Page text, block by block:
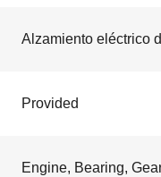
Alzamiento eléctrico
Provided
Engine, Bearing,